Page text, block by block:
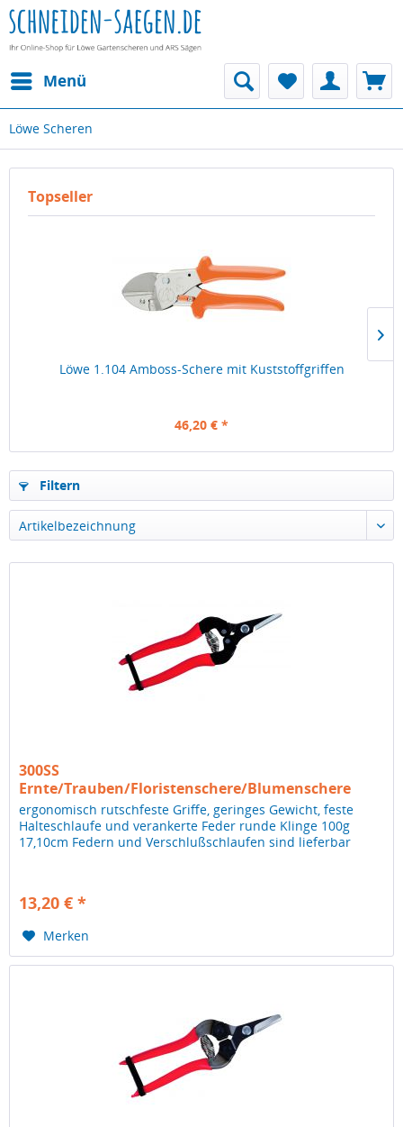
Menü
Löwe Scheren
Topseller
Löwe 1.104 Amboss-Schere mit Kuststoffgriffen
46,20 € *
Filtern
300SS
Ernte/Trauben/Floristenschere/Blumenschere
ergonomisch rutschfeste Griffe, geringes Gewicht, feste
Halteschlaufe und verankerte Feder runde Klinge 100g
17,10cm Federn und Verschlußschlaufen sind lieferbar
13,20 € *
Merken